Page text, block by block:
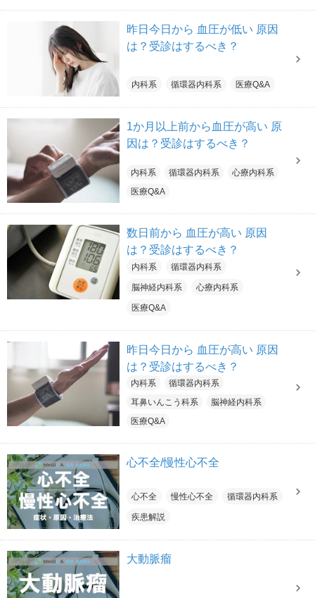
昨日今日から 血圧が低い 原因
は？受診はするべき？
内科系 循環器内科系 医療Q&A
1か月以上前から血圧が高い 原
因は？受診はするべき？
内科系 循環器内科系
心療内科系
医療Q&A
数日前から 血圧が高い 原因
は？受診はするべき？
内科系 循環器内科系
脳神経内科系 心療内科系
医療Q&A
昨日今日から 血圧が高い 原因
は？受診はするべき？
内科系
循環器内科系
耳鼻いんこう科系
脳神経内科系
医療Q&A
心不全/慢性心不全
心不全 慢性心不全 循環器内科系
疾患解説
大動脈瘤